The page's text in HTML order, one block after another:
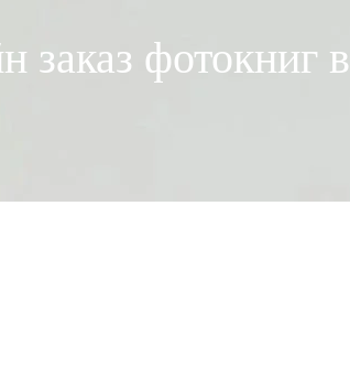
заказ фотокниг